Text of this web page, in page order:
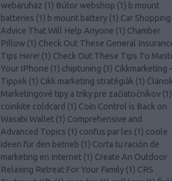
webáruház (1) Bútor webshop (1) b mount
batteries (1) b mount battery (1) Car Shopping
Advice That Will Help Anyone (1) Chamber
Pillow (1) Check Out These General
Tips Here! (1) Check Out These Tips To
Your IPhone (1) chiptuning (3) Cikkmarketing -
Tippek (1) Cikk marketing stratégiák (1)
Marketingové tipy a triky pre začiatočníkov (1)
coinkite coldcard (1) Coin Control is Back on
Wasabi Wallet (1) Comprehensive and
Advanced Topics (1) confus par les (1) coole
ideen für den betrieb (1) Corta tu ración de
marketing en Internet (1) Create An Outdoor
Relaxing Retreat For Your Family (1) CRS